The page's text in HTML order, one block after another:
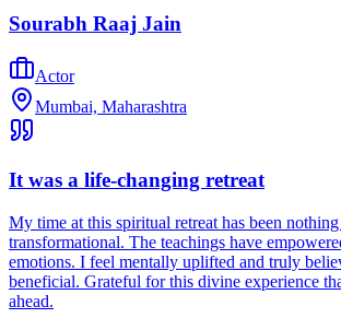
Sourabh Raaj Jain
Actor
Mumbai, Maharashtra
It was a life-changing retreat
My time at this spiritual retreat has been
transformational. The teachings have
emotions. I feel mentally uplifted and truly
beneficial. Grateful for this divine experience
ahead.